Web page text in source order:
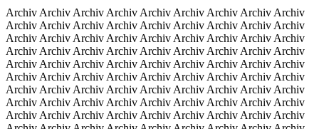
Archiv Archiv Archiv Archiv Archiv Archiv Archiv Archiv Archiv
Archiv Archiv Archiv Archiv Archiv Archiv Archiv Archiv Archiv
Archiv Archiv Archiv Archiv Archiv Archiv Archiv Archiv Archiv
Archiv Archiv Archiv Archiv Archiv Archiv Archiv Archiv Archiv
Archiv Archiv Archiv Archiv Archiv Archiv Archiv Archiv Archiv
Archiv Archiv Archiv Archiv Archiv Archiv Archiv Archiv Archiv
Archiv Archiv Archiv Archiv Archiv Archiv Archiv Archiv Archiv
Archiv Archiv Archiv Archiv Archiv Archiv Archiv Archiv Archiv
Archiv Archiv Archiv Archiv Archiv Archiv Archiv Archiv Archiv